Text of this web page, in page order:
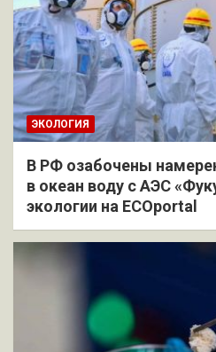
ЭКОЛОГИЯ
В РФ озабочены
в океан воду с АЭС
экологии на ECOportal